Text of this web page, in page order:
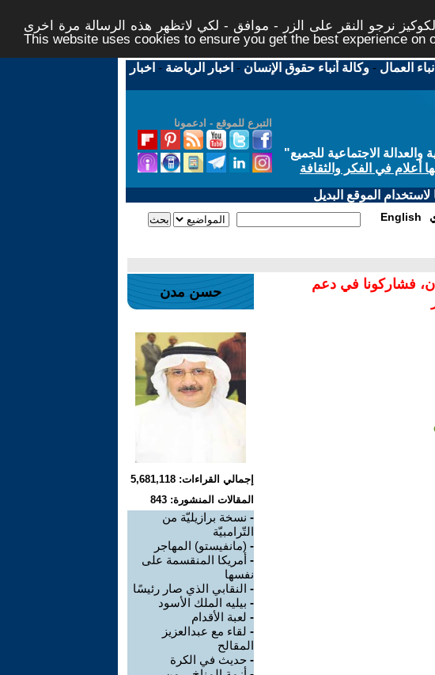
نرجو النقر على الزر - موافق - لكي لاتظهر هذه الرسالة مرة اخرى -
This website uses cookies to ensure you get the best experience on
العمال -وكالة أنباء حقوق الإنسان - اخبار الرياضة - اخبار
التبرع للموقع - ادعمونا
الاجتماعية للجميع"
أعلام في الفكر والثقافة
الموقع البديل
English
فشاركونا في دعم
حسن مدن
إجمالي القراءات: 5,681,118
المقالات المنشورة: 843
- نسخة برازيليّة من
التّرامبيّة
- (مانفيستو) المهاجر
- أمريكا المنقسمة على
نفسها
- النقابي الذي صار رئيسًا
- بيليه الملك الأسود
- لعبة الأقدام
- لقاء مع عبدالعزيز
المقالح
- حديث في الكرة